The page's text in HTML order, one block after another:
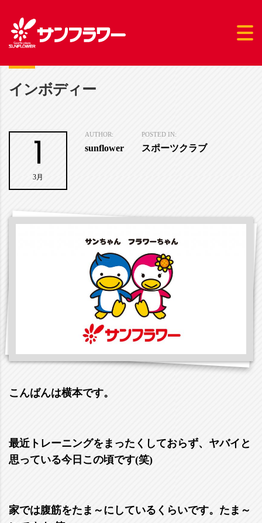
インボディー
1
3月
AUTHOR:
sunflower
POSTED IN:
スポーツクラブ
こんばんは横本です。
最近トレーニングをまったくしておらず、ヤバイと
思っている今日この頃です(笑)
家では腹筋をたま～にしているくらいです。たま～